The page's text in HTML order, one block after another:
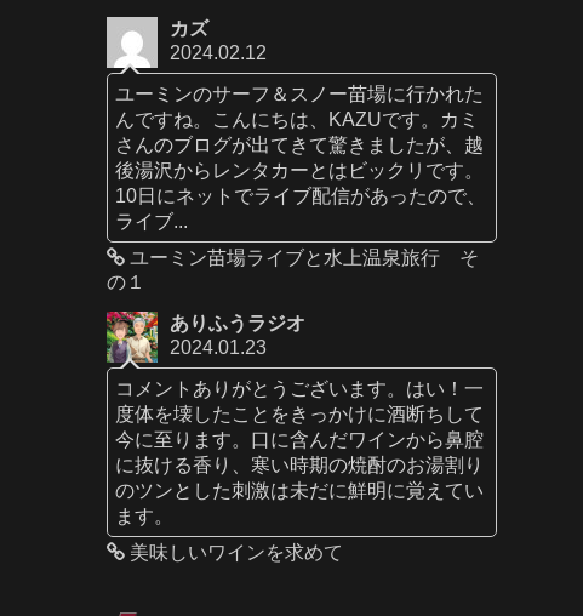
カズ
2024.02.12
ユーミンのサーフ＆スノー苗場に行かれた
んですね。こんにちは、KAZUです。カミ
さんのブログが出てきて驚きましたが、越
後湯沢からレンタカーとはビックリです。
10日にネットでライブ配信があったので、
ライブ...
ユーミン苗場ライブと水上温泉旅行 そ
の１
ありふうラジオ
2024.01.23
コメントありがとうございます。はい！一
度体を壊したことをきっかけに酒断ちして
今に至ります。口に含んだワインから鼻腔
に抜ける香り、寒い時期の焼酎のお湯割り
のツンとした刺激は未だに鮮明に覚えてい
ます。
美味しいワインを求めて